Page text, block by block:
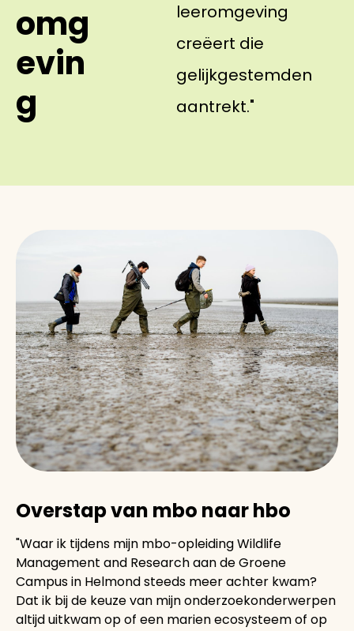
omg
evin
g
leeromgeving
creëert die
gelijkgestemden
aantrekt."
Overstap van mbo naar hbo
"Waar ik tijdens mijn mbo-opleiding Wildlife
Management and Research aan de Groene
Campus in Helmond steeds meer achter kwam?
Dat ik bij de keuze van mijn onderzoekonderwerpen
altijd uitkwam op of een marien ecosysteem of op